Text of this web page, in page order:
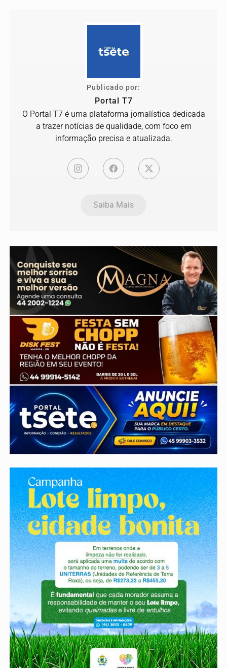
Publicado por:
Portal T7
O Portal T7 é uma plataforma jornalística dedicada
a trazer notícias de qualidade, com foco em
informação precisa e atualizada.
Saiba Mais